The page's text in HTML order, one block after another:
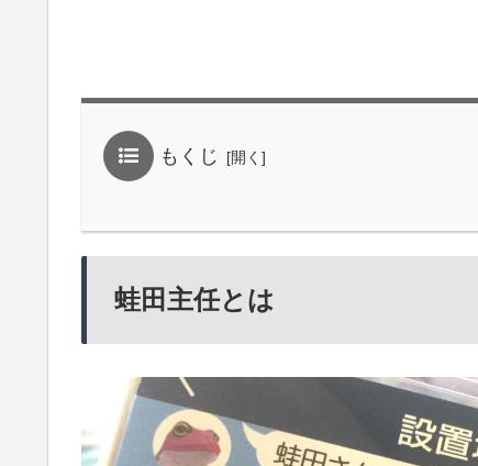
もくじ
蛙田主任とは